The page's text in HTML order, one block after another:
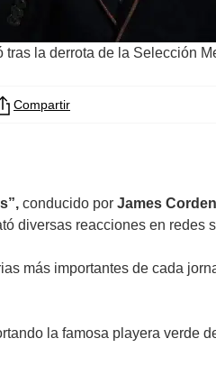
la derrota de la Selección
Compartir
conducido por James Corden
diversas reacciones en redes
más importantes de cada
la famosa playera verde